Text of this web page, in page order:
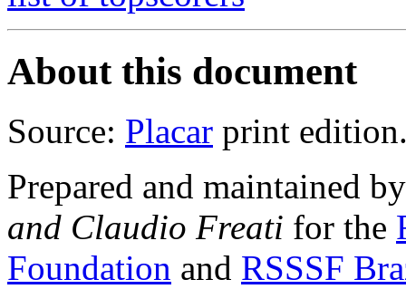
About this document
Source: Placar print
Prepared and maintained
and Claudio Freati for the
Foundation and RSSSF